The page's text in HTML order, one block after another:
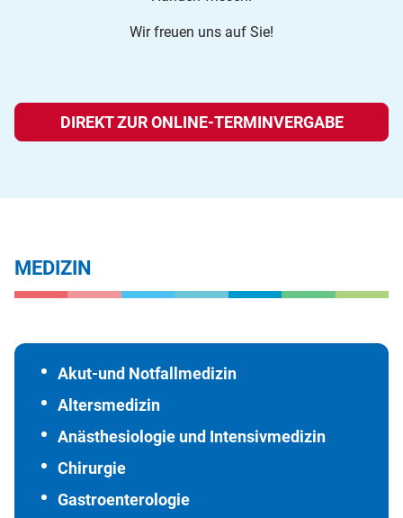
Wir freuen uns auf Sie!
DIREKT ZUR ONLINE-TERMINVERGABE
MEDIZIN
Akut-und Notfallmedizin
Altersmedizin
Anästhesiologie und Intensivmedizin
Chirurgie
Gastroenterologie